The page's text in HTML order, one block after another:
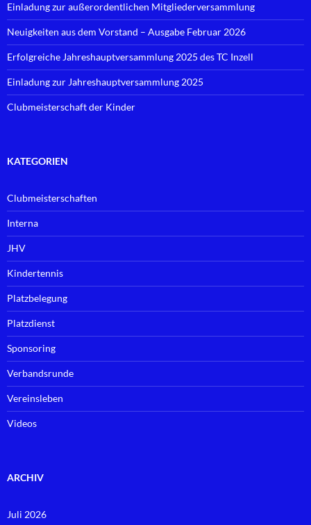
Einladung zur außerordentlichen Mitgliederversammlung
Neuigkeiten aus dem Vorstand – Ausgabe Februar 2026
Erfolgreiche Jahreshauptversammlung 2025 des TC Inzell
Einladung zur Jahreshauptversammlung 2025
Clubmeisterschaft der Kinder
KATEGORIEN
Clubmeisterschaften
Interna
JHV
Kindertennis
Platzbelegung
Platzdienst
Sponsoring
Verbandsrunde
Vereinsleben
Videos
ARCHIV
Juli 2026